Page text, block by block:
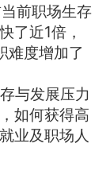
前职场生存
了近1倍，
难度增加了
与发展压力
如何获得高
业及职场人